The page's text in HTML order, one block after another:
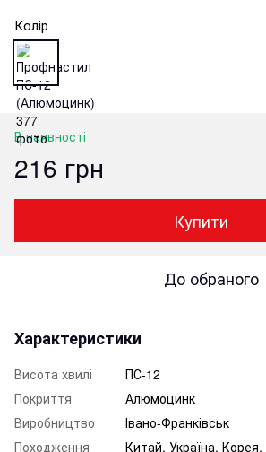
Колір
В наявності
216 грн
Купити
До обраного
Характеристики
Висота хвилі
ПС-12
Покриття
Алюмоцинк
Виробництво
Івано-Франківськ
Походження
Китай, Україна,